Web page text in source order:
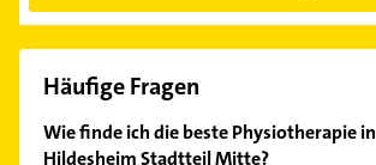
Häufige Fragen
Wie finde ich die beste Physiotherapie in
Hildesheim Stadtteil Mitte?